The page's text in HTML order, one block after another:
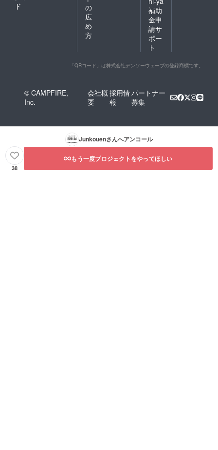
ド
の
広
め
方
補助
金申
請サ
ポー
ト
「QRコード」は株式会社デンソーウェーブの登録商標です。
© CAMPFIRE,
Inc.
会社概
要
採用情
報
パートナー
募集
Junkouenさんへアンコール
38
もう一度プロジェクトをやってほしい